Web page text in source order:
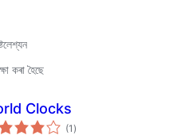
কৰা হৈছে
Clocks
(1 টা
মুঠ)